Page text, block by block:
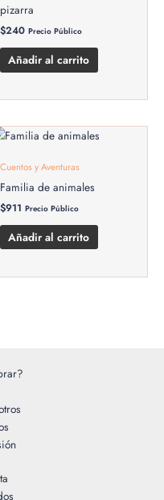
pizarra
$240 Precio Público
Añadir al carrito
Cuentos y Aventuras
Familia de animales
$911 Precio Público
Añadir al carrito